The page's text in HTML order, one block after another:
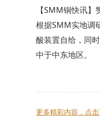
【SMM铜快讯
根据SMM实地调
酸装置自给，同
中于中东地区。
更多精彩内容，点